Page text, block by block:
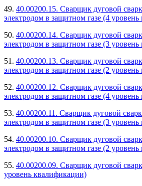
49. 40.00200.15. Сварщик дуговой
электродом в защитном газе (4
50. 40.00200.14. Сварщик дуговой
электродом в защитном газе (3
51. 40.00200.13. Сварщик дуговой
электродом в защитном газе (2
52. 40.00200.12. Сварщик дуговой
электродом в защитном газе (4
53. 40.00200.11. Сварщик дуговой
электродом в защитном газе (3
54. 40.00200.10. Сварщик дуговой
электродом в защитном газе (2
55. 40.00200.09. Сварщик дуговой
уровень квалификации)